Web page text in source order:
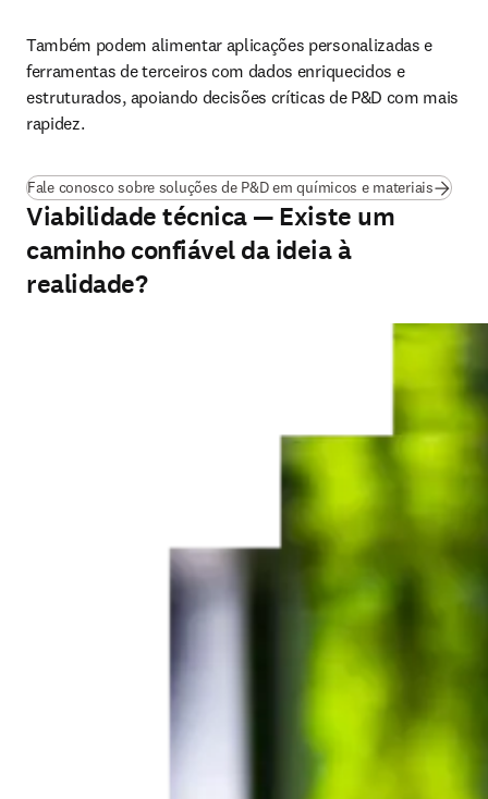
Também podem alimentar aplicações personalizadas e
ferramentas de terceiros com dados enriquecidos e
estruturados, apoiando decisões críticas de P&D com mais
rapidez.
Fale conosco sobre soluções de P&D em químicos e materiais
Viabilidade técnica — Existe um
caminho confiável da ideia à
realidade?